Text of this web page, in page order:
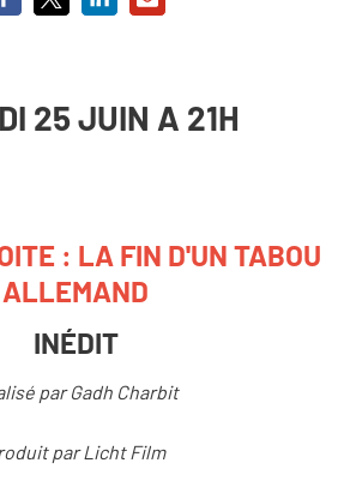
25 JUIN A 21H
: LA FIN D'UN TABOU
ALLEMAND
INÉDIT
par Gadh Charbit
par Licht Film